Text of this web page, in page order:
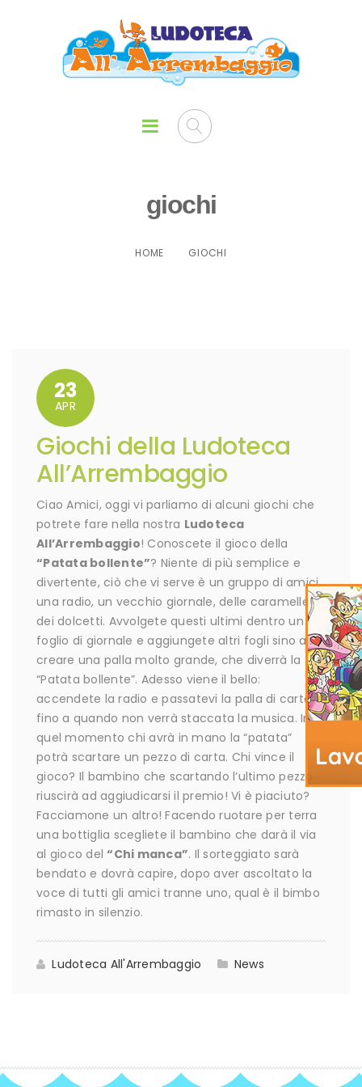
giochi
HOME GIOCHI
23
APR
Giochi della Ludoteca
All’Arrembaggio
Ciao Amici, oggi vi parliamo di alcuni giochi che
potrete fare nella nostra Ludoteca
All’Arrembaggio! Conoscete il gioco della
“Patata bollente”? Niente di più semplice e
divertente, ciò che vi serve è un gruppo di amici,
una radio, un vecchio giornale, delle caramelle o
dei dolcetti. Avvolgete questi ultimi dentro un
foglio di giornale e aggiungete altri fogli sino a
creare una palla molto grande, che diverrà la
“Patata bollente”. Adesso viene il bello:
accendete la radio e passatevi la palla di carta
fino a quando non verrà staccata la musica. In
quel momento chi avrà in mano la “patata”
potrà scartare un pezzo di carta. Chi vince il
gioco? Il bambino che scartando l’ultimo pezzo
riuscirà ad aggiudicarsi il premio! Vi è piaciuto?
Facciamone un altro! Facendo ruotare per terra
una bottiglia scegliete il bambino che darà il via
al gioco del“Chi manca”. Il sorteggiato sarà
bendato e dovrà capire, dopo aver ascoltato la
voce di tutti gli amici tranne uno, qual è il bimbo
rimasto in silenzio.
Ludoteca All'Arrembaggio News